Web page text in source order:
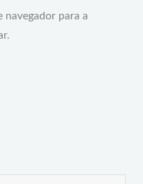
navegador para a